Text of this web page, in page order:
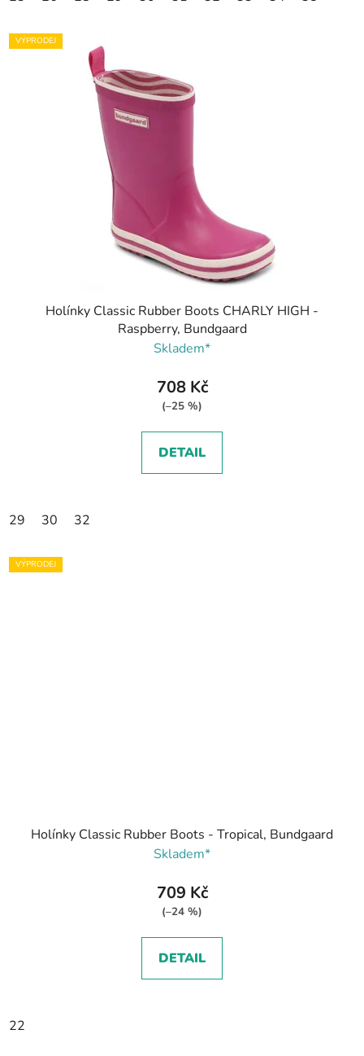
VÝPRODEJ
Holínky Classic Rubber Boots CHARLY HIGH -
Raspberry, Bundgaard
Skladem*
708 Kč
(–25 %)
DETAIL
29 30 32
VÝPRODEJ
Holínky Classic Rubber Boots - Tropical, Bundgaard
Skladem*
709 Kč
(–24 %)
DETAIL
22